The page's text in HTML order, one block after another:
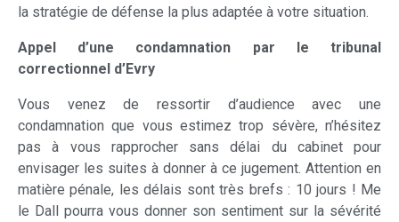
la stratégie de défense la plus adaptée à votre situation.
Appel d’une condamnation par le tribunal
correctionnel d’Evry
Vous venez de ressortir d’audience avec une
condamnation que vous estimez trop sévère, n’hésitez
pas à vous rapprocher sans délai du cabinet pour
envisager les suites à donner à ce jugement. Attention en
matière pénale, les délais sont très brefs : 10 jours ! Me
le Dall pourra vous donner son sentiment sur la sévérité